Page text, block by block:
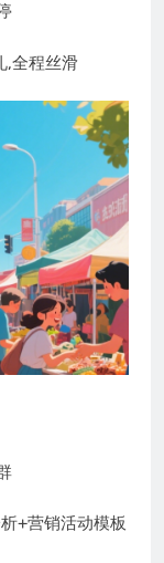
全程丝滑
+营销活动模板